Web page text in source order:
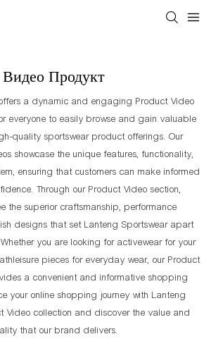
Видео Продукт
a dynamic and engaging Product Video
everyone to easily browse and gain valuable
quality sportswear product offerings. Our
showcase the unique features, functionality,
ensuring that customers can make informed
Through our Product Video section,
the superior craftsmanship, performance
designs that set Lanteng Sportswear apart
you are looking for activewear for your
pieces for everyday wear, our Product
a convenient and informative shopping
your online shopping journey with Lanteng
Video collection and discover the value and
that our brand delivers.